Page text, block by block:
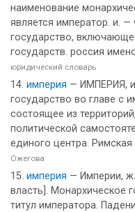
наименование
является император. и.
государство,
государств. россия
юридический словарь
империя — ИМПЕРИЯ,
государство во главе с
состоящее из
политической
единого центра. Римская
Ожегова
империя — Империи,
власть]. Монархическое
титул императора.